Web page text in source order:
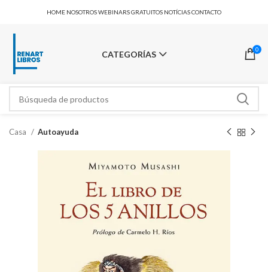
HOME NOSOTROSWEBINARS GRATUITOS NOTÍCIASCONTACTO
CATEGORÍAS 0
Casa Autoayuda